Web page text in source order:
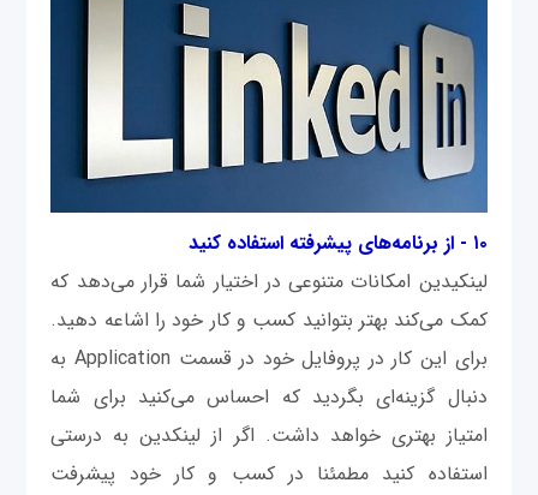
۱۰ - از برنامه‌های پیشرفته استفاده کنید
لینکیدین امکانات متنوعی در اختیار شما قرار می‌دهد که
کمک می‌کند بهتر بتوانید کسب و کار خود را اشاعه دهید.
برای این کار در پروفایل خود در قسمت Application به
دنبال گزینه‌ای بگردید که احساس می‌کنید برای شما
امتیاز بهتری خواهد داشت. اگر از لینکدین به درستی
استفاده کنید مطمئنا در کسب و کار خود پیشرفت